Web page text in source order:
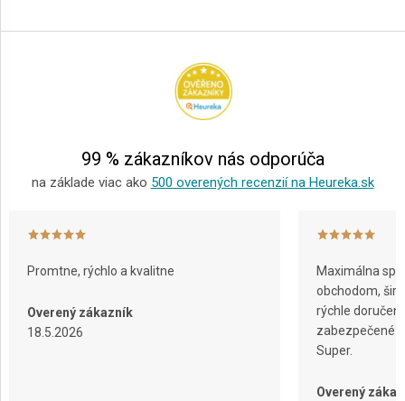
á
99 % zákazníkov nás odporúča
na základe viac ako 500 overených recenzií na Heureka.sk
Promtne, rýchlo a kvalitne
Overený zákazník
18.5.2026
Maximálna
obchodom,
rýchle
zabezpečené
Super.
Overený